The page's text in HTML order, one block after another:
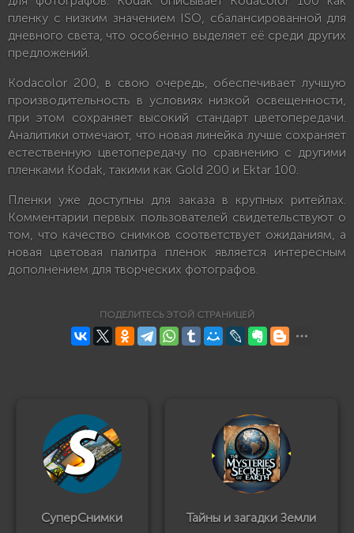
пленку с низким значением ISO, сбалансированной для
дневного света, что особенно выделяет её среди других
предложений.
Kodacolor 200, в свою очередь, обеспечивает лучшую
производительность в условиях низкой освещенности,
при этом сохраняет высокий стандарт цветопередачи.
Аналитики отмечают, что новая линейка лучше сохраняет
естественную цветопередачу по сравнению с другими
пленками Kodak, такими как Gold 200 и Ektar 100.
Пленки уже доступны для заказа в крупных ритейлах.
Комментарии первых пользователей свидетельствуют о
том, что качество снимков соответствует ожиданиям, а
новая цветовая палитра пленок является интересным
дополнением для творческих фотографов.
ПОДЕЛИТЕСЬ ЭТОЙ СТРАНИЦЕЙ
СуперСнимки Тайны и загадки Земли